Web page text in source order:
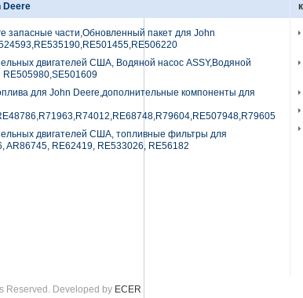
Deere
запасные части,Обновленный пакет для John
двигателей США, Водяной насос ASSY,Водяной
RE505980,SE501609
для John Deere,дополнительные компоненты для
двигателей США, топливные фильтры для
AR86745, RE62419, RE533026, RE56182
Reserved. Developed by ECER